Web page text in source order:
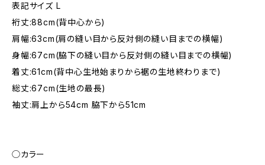
表記サイズ L
裄丈:88cm(背中心から)
肩幅:63cm(肩の縫い目から反対側の縫い目までの横幅)
身幅:67cm(脇下の縫い目から反対側の縫い目までの横幅)
着丈:61cm(背中心生地始まりから裾の生地終わりまで)
総丈:67cm(生地の最長)
袖丈:肩上から54cm 脇下から51cm
◯カラー